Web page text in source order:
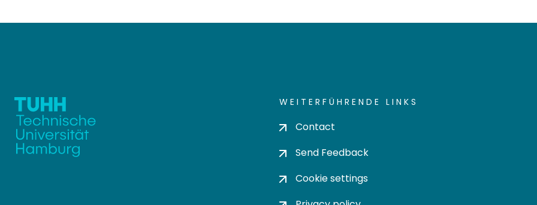
WEITERFÜHRENDE LINKS
Contact
Send Feedback
Cookie settings